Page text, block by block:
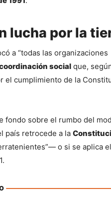
lucha por la
a “todas las organizaciones
social que,
el cumplimiento de la
fondo sobre el rumbo del
país retrocede a la
o si se aplica